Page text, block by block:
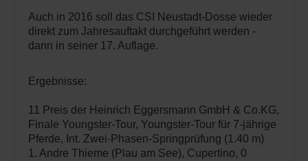
Auch in 2016 soll das CSI Neustadt-Dosse wieder
direkt zum Jahresauftakt durchgeführt werden -
dann in seiner 17. Auflage.
Ergebnisse:
11 Preis der Heinrich Eggersmann GmbH & Co.KG,
Finale Youngster-Tour, Youngster-Tour für 7-jährige
Pferde, Int. Zwei-Phasen-Springprüfung (1.40 m)
1. Andre Thieme (Plau am See), Cupertino, 0